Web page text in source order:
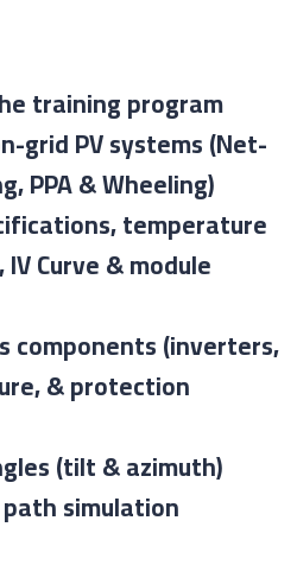
training program
grid PV systems (Net-
PPA & Wheeling)
temperature
Curve & module
components (inverters,
& protection
(tilt & azimuth)
simulation